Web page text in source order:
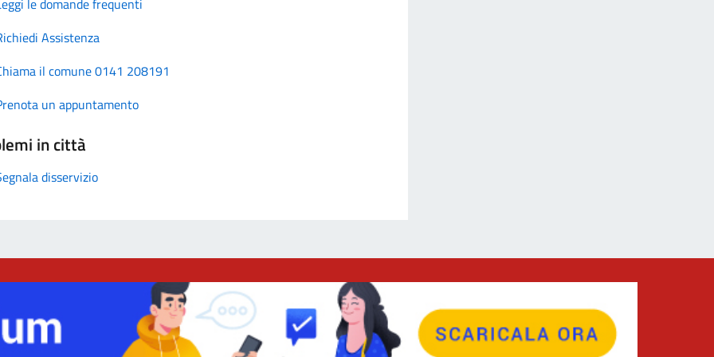
Assistenza
il comune 0141 208191
un appuntamento
in città
disservizio